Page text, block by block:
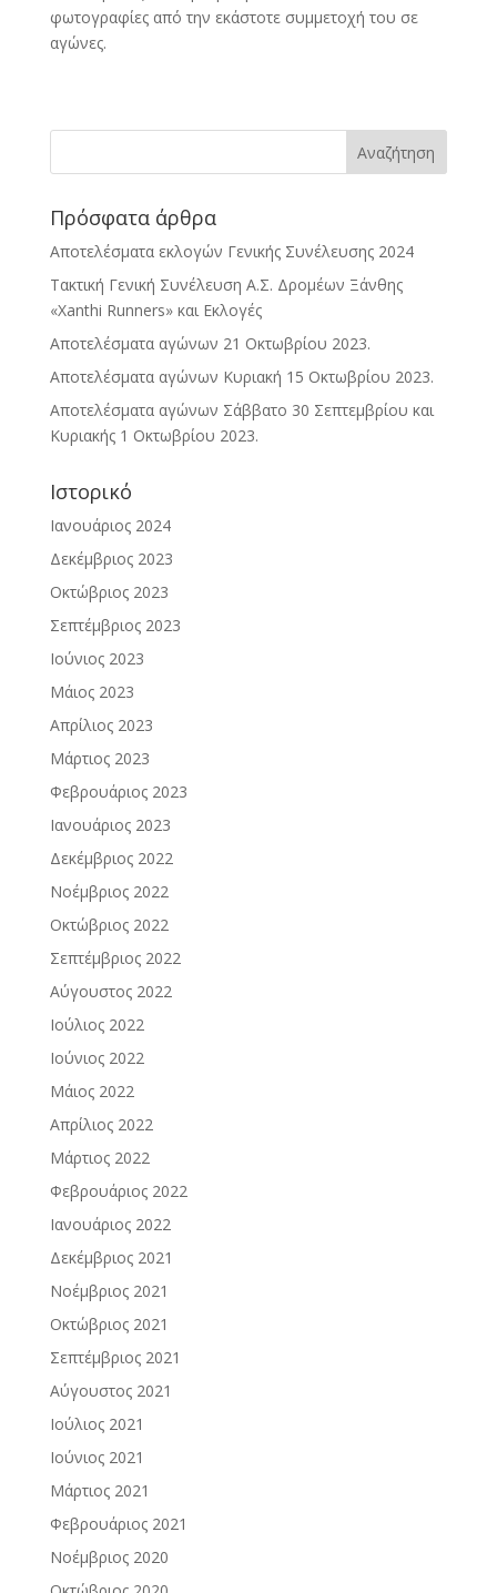
φωτογραφίες από την εκάστοτε συμμετοχή του σε
αγώνες.
Πρόσφατα άρθρα
Αποτελέσματα εκλογών Γενικής Συνέλευσης 2024
Τακτική Γενική Συνέλευση Α.Σ. Δρομέων Ξάνθης
«Xanthi Runners» και Εκλογές
Αποτελέσματα αγώνων 21 Οκτωβρίου 2023.
Αποτελέσματα αγώνων Κυριακή 15 Οκτωβρίου 2023.
Αποτελέσματα αγώνων Σάββατο 30 Σεπτεμβρίου και
Κυριακής 1 Οκτωβρίου 2023.
Ιστορικό
Ιανουάριος 2024
Δεκέμβριος 2023
Οκτώβριος 2023
Σεπτέμβριος 2023
Ιούνιος 2023
Μάιος 2023
Απρίλιος 2023
Μάρτιος 2023
Φεβρουάριος 2023
Ιανουάριος 2023
Δεκέμβριος 2022
Νοέμβριος 2022
Οκτώβριος 2022
Σεπτέμβριος 2022
Αύγουστος 2022
Ιούλιος 2022
Ιούνιος 2022
Μάιος 2022
Απρίλιος 2022
Μάρτιος 2022
Φεβρουάριος 2022
Ιανουάριος 2022
Δεκέμβριος 2021
Νοέμβριος 2021
Οκτώβριος 2021
Σεπτέμβριος 2021
Αύγουστος 2021
Ιούλιος 2021
Ιούνιος 2021
Μάρτιος 2021
Φεβρουάριος 2021
Νοέμβριος 2020